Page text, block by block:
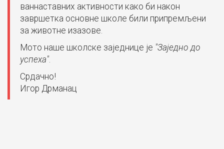
ваннаставних активности како би након
завршетка основне школе били припремљени
за животне изазове.
Мото наше школске заједнице је "Заједно до
успеха".
Срдачно!
Игор Дрманац